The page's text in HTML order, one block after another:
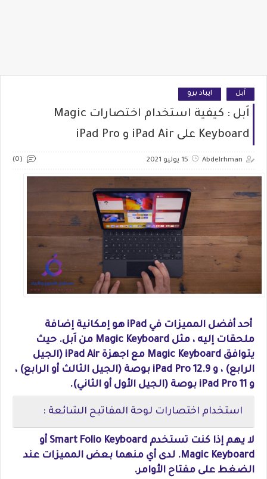
اَبل ايباد برو
اَبل : كيفية استخدام اختصارات Magic
Keyboard على iPad Air و iPad Pro
Abdelrhman 15 يوليو 2021 (0)
أحد أفضل المميزات في iPad هو إمكانية إضافة
ملحقات إليه ، مثل Magic Keyboard من اَبل. حيث
يتوافق Magic Keyboard مع اجهزة iPad Air (الجيل
الرابع) ، و iPad Pro 12.9 بوصة (الجيل الثالث أو الرابع) ،
و iPad Pro 11 بوصة (الجيل الأول أو الثاني).
استخدام اختصارات لوحة المفاتيح الشائعة :
لا يهم إذا كنت تستخدم Smart Folio Keyboard أو
Magic Keyboard. لدى أي منهما بعض المميزات عند
الضغط على مفتاح الأوامر.